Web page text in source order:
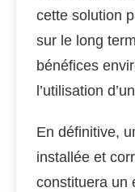
cette solution
sur le long
bénéfices
l’utilisation
En définitive,
installée et
constituera un